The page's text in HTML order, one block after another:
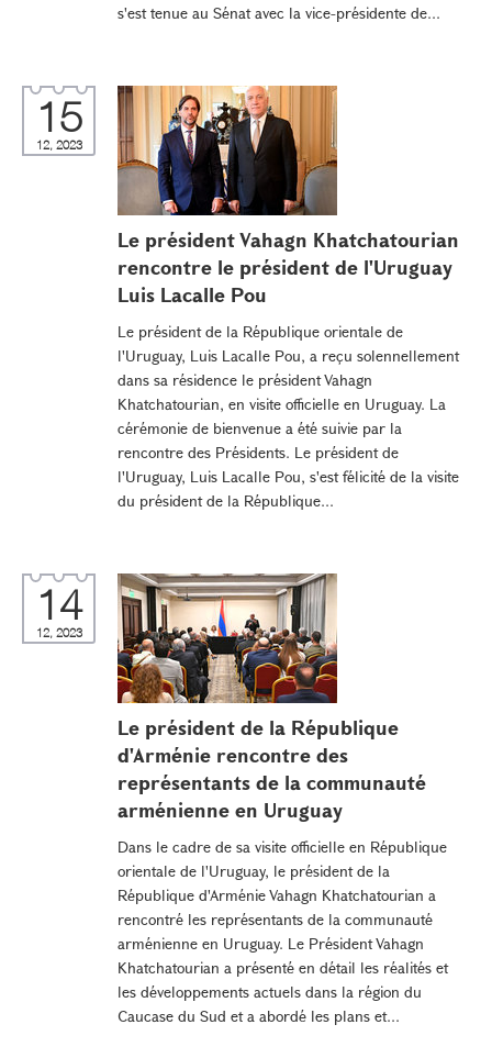
s'est tenue au Sénat avec la vice-présidente de...
15
12, 2023
Le président Vahagn Khatchatourian
rencontre le président de l'Uruguay
Luis Lacalle Pou
Le président de la République orientale de
l'Uruguay, Luis Lacalle Pou, a reçu solennellement
dans sa résidence le président Vahagn
Khatchatourian, en visite officielle en Uruguay. La
cérémonie de bienvenue a été suivie par la
rencontre des Présidents. Le président de
l'Uruguay, Luis Lacalle Pou, s'est félicité de la visite
du président de la République...
14
12, 2023
Le président de la République
d'Arménie rencontre des
représentants de la communauté
arménienne en Uruguay
Dans le cadre de sa visite officielle en République
orientale de l'Uruguay, le président de la
République d'Arménie Vahagn Khatchatourian a
rencontré les représentants de la communauté
arménienne en Uruguay. Le Président Vahagn
Khatchatourian a présenté en détail les réalités et
les développements actuels dans la région du
Caucase du Sud et a abordé les plans et...